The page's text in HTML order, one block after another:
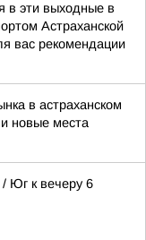
в эти выходные в
Астраханской
вас рекомендации
в астраханском
новые места
Юг к вечеру 6